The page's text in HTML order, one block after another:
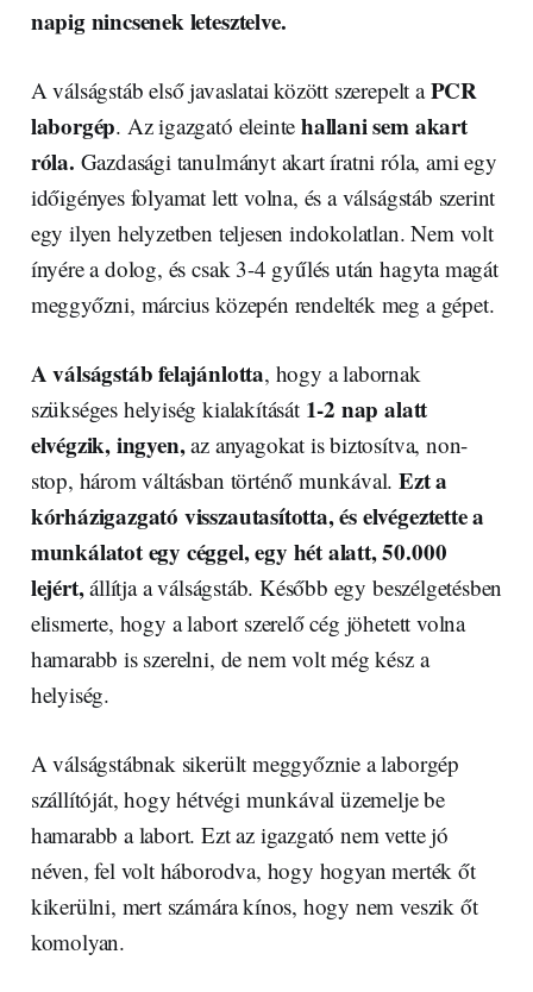
napig nincsenek letesztelve.
A válságstáb első javaslatai között szerepelt aPCR
laborgép. Az igazgató eleintehallani sem akart
róla. Gazdasági tanulmányt akart íratni róla, ami egy
időigényes folyamat lett volna, és a válságstáb szerint
egy ilyen helyzetben teljesen indokolatlan. Nem volt
ínyére a dolog, és csak 3-4 gyűlés után hagyta magát
meggyőzni, március közepén rendelték meg a gépet.
A válságstáb felajánlotta, hogy a labornak
szükséges helyiség kialakítását 1-2 nap alatt
elvégzik, ingyen,az anyagokat is biztosítva, non-
stop, három váltásban történő munkával.Ezt a
kórházigazgató visszautasította, és elvégeztette a
munkálatot egy céggel, egy hét alatt, 50.000
lejért,állítja a válságstáb. Később egy beszélgetésben
elismerte, hogy a labort szerelő cég jöhetett volna
hamarabb is szerelni, de nem volt még kész a
helyiség.
A válságstábnak sikerült meggyőznie a laborgép
szállítóját, hogy hétvégi munkával üzemelje be
hamarabb a labort. Ezt az igazgató nem vette jó
néven, fel volt háborodva, hogy hogyan merték őt
kikerülni, mert számára kínos, hogy nem veszik őt
komolyan.